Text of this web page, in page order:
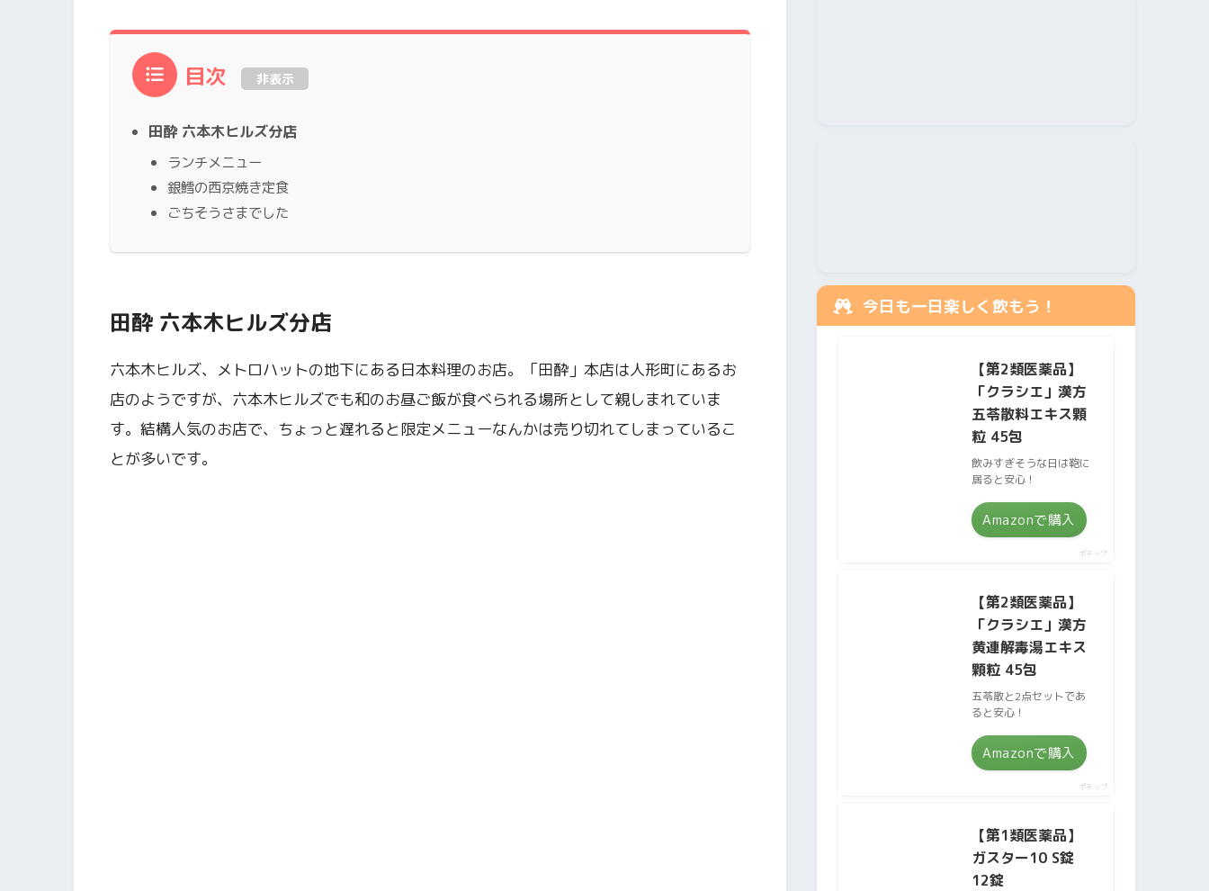
目次 非表示
田酔 六本木ヒルズ分店
ランチメニュー
銀鱈の西京焼き定食
ごちそうさまでした
田酔 六本木ヒルズ分店
六本木ヒルズ、メトロハットの地下にある日本料理のお店。「田酔」本店は人形町にあるお
店のようですが、六本木ヒルズでも和のお昼ご飯が食べられる場所として親しまれていま
す。結構人気のお店で、ちょっと遅れると限定メニューなんかは売り切れてしまっているこ
とが多いです。
今日も一日楽しく飲もう！
【第2類医薬品】
「クラシエ」漢方
五苓散料エキス顆
粒 45包
飲みすぎそうな日は鞄に
居ると安心！
Amazonで購入
ポチップ
【第2類医薬品】
「クラシエ」漢方
黄連解毒湯エキス
顆粒 45包
五苓散と2点セットであ
ると安心！
Amazonで購入
ポチップ
【第1類医薬品】
ガスター10 S錠
12錠